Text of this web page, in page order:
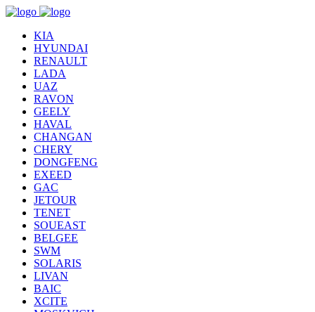
KIA
HYUNDAI
RENAULT
LADA
UAZ
RAVON
GEELY
HAVAL
CHANGAN
CHERY
DONGFENG
EXEED
GAC
JETOUR
TENET
SOUEAST
BELGEE
SWM
SOLARIS
LIVAN
BAIC
XCITE